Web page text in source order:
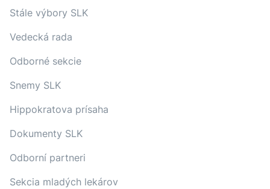
Stále výbory SLK
Vedecká rada
Odborné sekcie
Snemy SLK
Hippokratova prísaha
Dokumenty SLK
Odborní partneri
Sekcia mladých lekárov